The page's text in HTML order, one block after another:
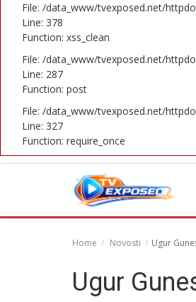
File: /data_www/tvexposed.net/
Line: 378
Function: xss_clean
File: /data_www/tvexposed.net/
Line: 287
Function: post
File: /data_www/tvexposed.net/
Line: 327
Function: require_once
TV Serije
Filmovi
Glumci
Contact
Login
English
Home Novosti Ugur
Ugur